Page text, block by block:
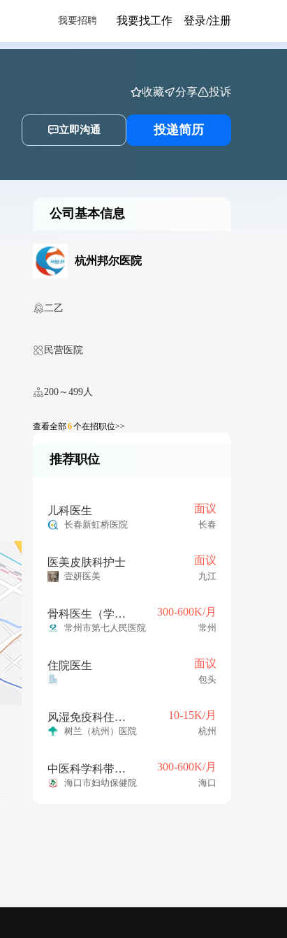
我要招聘 我要找工作 登录/注册
收藏 分享 投诉
立即沟通 投递简历
公司基本信息
杭州邦尔医院
二乙
民营医院
200～499人
查看全部6个在招职位>>
推荐职位
儿科医生 面议
长春新虹桥医院 长春
医美皮肤科护士 面议
壹妍医美 九江
骨科医生（学科带头人 年薪30-60w） 300-600K/月
常州市第七人民医院 常州
住院医生 面议
包头
风湿免疫科住院医师 10-15K/月
树兰（杭州）医院 杭州
中医科学科带头人（年薪30-60w） 300-600K/月
海口市妇幼保健院 海口